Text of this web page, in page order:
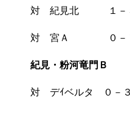
対 紀見北 １－
対 宮Ａ ０－
紀見・粉河竜門Ｂ
対 デｲベルタ ０－